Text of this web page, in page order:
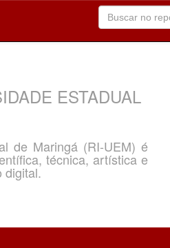
ESTADUAL
de Maringá (RI-UEM) é
técnica, artística e
digital.